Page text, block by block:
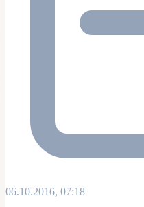
06.10.2016, 07:18